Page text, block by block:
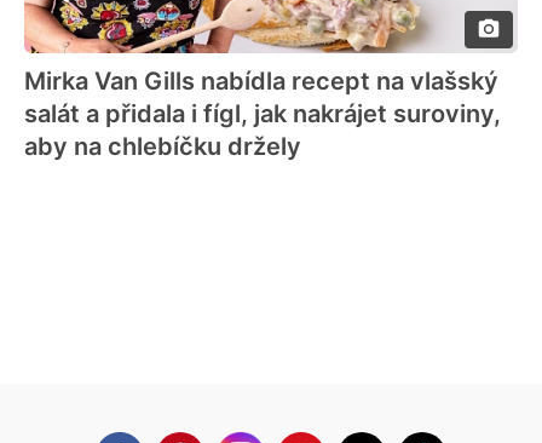
Mirka Van Gills nabídla recept na vlašský
salát a přidala i fígl, jak nakrájet suroviny,
aby na chlebíčku držely